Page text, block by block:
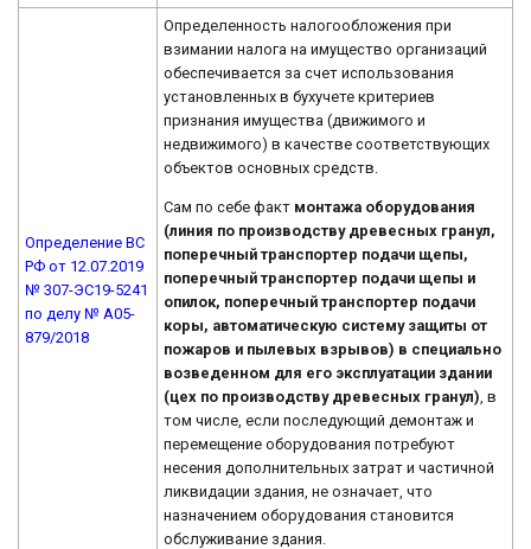
Определение ВС
РФ от 12.07.2019
№ 307-ЭС19-5241
по делу № А05-
879/2018
Определенность налогообложения при
взимании налога на имущество организаций
обеспечивается за счет использования
установленных в бухучете критериев
признания имущества (движимого и
недвижимого) в качестве соответствующих
объектов основных средств.
Сам по себе факт монтажа оборудования
(линия по производству древесных гранул,
поперечный транспортер подачи щепы,
поперечный транспортер подачи щепы и
опилок, поперечный транспортер подачи
коры, автоматическую систему защиты от
пожаров и пылевых взрывов) в специально
возведенном для его эксплуатации здании
(цех по производству древесных гранул) , в
том числе, если последующий демонтаж и
перемещение оборудования потребуют
несения дополнительных затрат и частичной
ликвидации здания, не означает, что
назначением оборудования становится
обслуживание здания.